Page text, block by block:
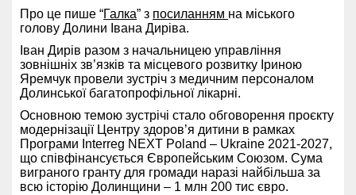
Про це пише “Галка” з посиланням на міського
голову Долини Івана Диріва.
Іван Дирів разом з начальницею управління
зовнішніх зв’язків та місцевого розвитку Іриною
Яремчук провели зустріч з медичним персоналом
Долинської багатопрофільної лікарні.
Основною темою зустрічі стало обговорення проєкту
модернізації Центру здоров’я дитини в рамках
Програми Interreg NEXT Poland – Ukraine 2021-2027,
що співфінансується Європейським Союзом. Сума
виграного гранту для громади наразі найбільша за
всю історію Долинщини – 1 млн 200 тис євро.